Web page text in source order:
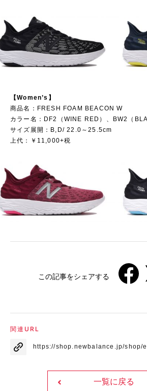
【Women’s】
商品名：FRESH FOAM BEACON W
カラー名：DF2（WINE RED）、BW2（
サイズ展開：B,D/ 22.0～25.5cm
上代：￥11,000+税
この記事をシェアする
関連URL
https://shop.newbalance.jp/shop/
一覧に戻る